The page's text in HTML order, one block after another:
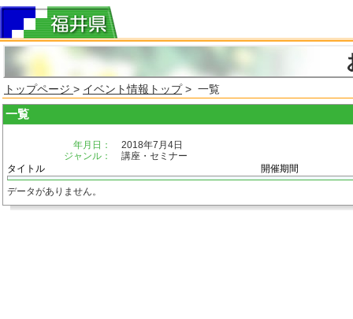
トップページ > イベント情報トップ> 一覧
一覧
年月日：
2018年7月4日
ジャンル：
講座・セミナー
タイトル
開催期間
データがありません。